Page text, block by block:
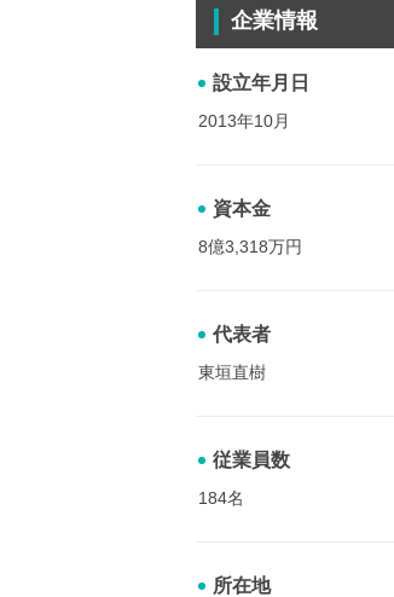
企業情報
設立年月日
2013年10月
資本金
8億3,318万円
代表者
東垣直樹
従業員数
184名
所在地